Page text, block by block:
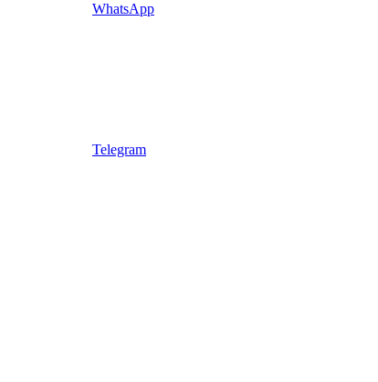
WhatsApp
Telegram